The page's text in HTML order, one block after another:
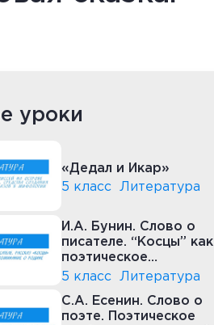
уроки
«Дедал и Икар»
5 класс
Литература
И.А. Бунин. Слово о
писателе. “Косцы” как
поэтическое
воспоминание о
5 класс Литература
С.А. Есенин. Слово о
поэте. Поэтическое